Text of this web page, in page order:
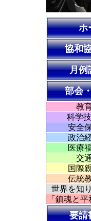
ホ
協和
月例
部会
教
科学
安全
政治
医療
交
国際
伝統
世界を知
「鎮魂と
要請